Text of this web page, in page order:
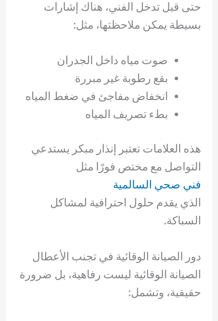
حتى قبل تدخل الفني، هناك إشارات
بسيطة يمكن ملاحظتها، مثل:
صوت مياه داخل الجدران
بقع رطوبة غير مبررة
انخفاض مفاجئ في ضغط المياه
بطء تصريف المياه
هذه العلامات تعتبر إنذار مبكر يستدعي
التواصل مع مختص فورًا مثل
فني صحي السالمية
الذي يقدم حلول احترافية لمشاكل
السباكة.
دور الصيانة الوقائية في تجنب الأعطال
الصيانة الوقائية ليست رفاهية، بل ضرورة
حقيقية، وتشمل: